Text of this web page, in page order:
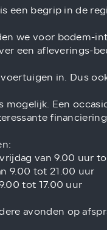
een begrip in de
we voor bodem-
een afleverings-
in. Dus
mogelijk. Een
van 9.00 uur
9.00 tot 21.00 uur
tot 17.00 uur
avonden op